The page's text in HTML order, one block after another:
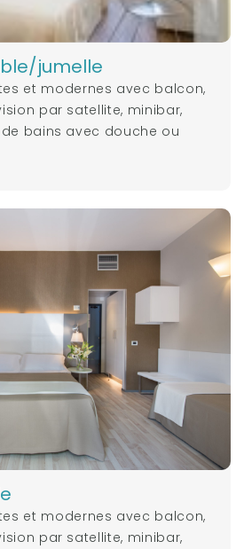
jumelle
et modernes avec balcon,
par satellite, minibar,
bains avec douche ou
et modernes avec balcon,
par satellite, minibar,